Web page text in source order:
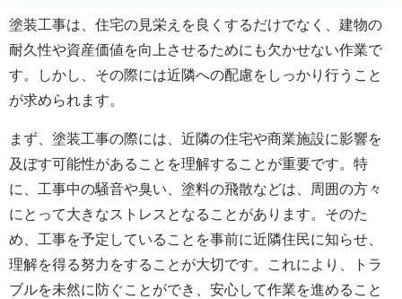
塗装工事は、住宅の見栄えを良くするだけでなく、建物の
耐久性や資産価値を向上させるためにも欠かせない作業で
す。しかし、その際には近隣への配慮をしっかり行うこと
が求められます。
まず、塗装工事の際には、近隣の住宅や商業施設に影響を
及ぼす可能性があることを理解することが重要です。特
に、工事中の騒音や臭い、塗料の飛散などは、周囲の方々
にとって大きなストレスとなることがあります。そのた
め、工事を予定していることを事前に近隣住民に知らせ、
理解を得る努力をすることが大切です。これにより、トラ
ブルを未然に防ぐことができ、安心して作業を進めること